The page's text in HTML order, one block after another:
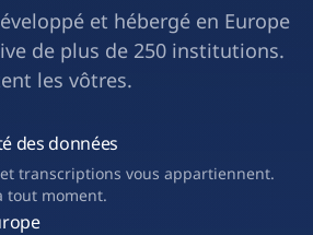
et hébergé en Europe
de plus de 250 institutions.
les vôtres.
des données
transcriptions vous appartiennent.
tout moment.